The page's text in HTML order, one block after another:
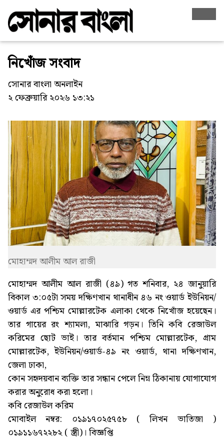
নিখোঁজ সংবাদ
সোনার বাংলা অনলাইন
২ ফেব্রুয়ারি ২০২৬ ১৩:২১
মোহাম্মদ আলীম আল রাজী
মোহাম্মদ আলীম আল রাজী (৪৯) গত শনিবার, ২৪ জানুয়ারি
বিকাল ৩:০৫টা সময় দক্ষিণখান থানাধীন ৪৬ নং ওয়ার্ড ইউনিয়ন/
ওয়ার্ড এর পশ্চিম মোল্লারটেক এলাকা থেকে নিখোঁজ হয়েছেন।
তার গায়ের রং শ্যামলা, মাঝারি গড়ন। তিনি কবি রেজাউল
করিমের ছোট ভাই। তার বর্তমান পশ্চিম মোল্লারটেক, গ্রাম
মোল্লারটেক, ইউনিয়ন/ওয়ার্ড-৪৯ নং ওয়ার্ড, থানা দক্ষিণখান,
জেলা ঢাকা,
কোন সহৃদয়বান ব্যক্তি তার সন্ধান পেলে নিম্ন ঠিকানায় যোগাযোগ
করার অনুরোধ করা হলো।
কবি রেজাউল করিম
মোবাইল নম্বর: ০১৯১৭০২৫৭৫৮ ( লিখন ভাতিজা )
০১৯১১৬৭২২৮২ ( স্ত্রী)। বিজ্ঞপ্তি